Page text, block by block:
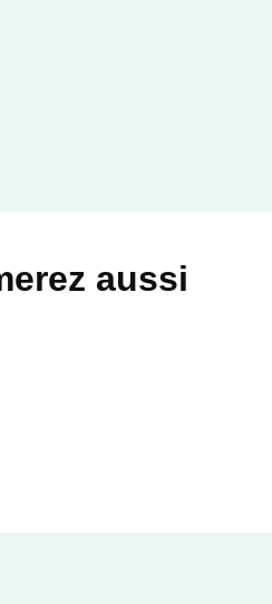
aussi